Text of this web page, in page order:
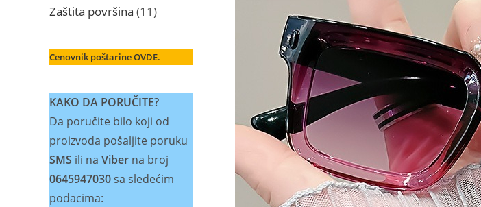
Zaštita površina 11 11
Cenovnik poštarine OVDE.
KAKO DA PORUČITE?
Da poručite bilo koji od
proizvoda pošaljite poruku
SMS ili na Viber na broj
0645947030sa sledećim
podacima: